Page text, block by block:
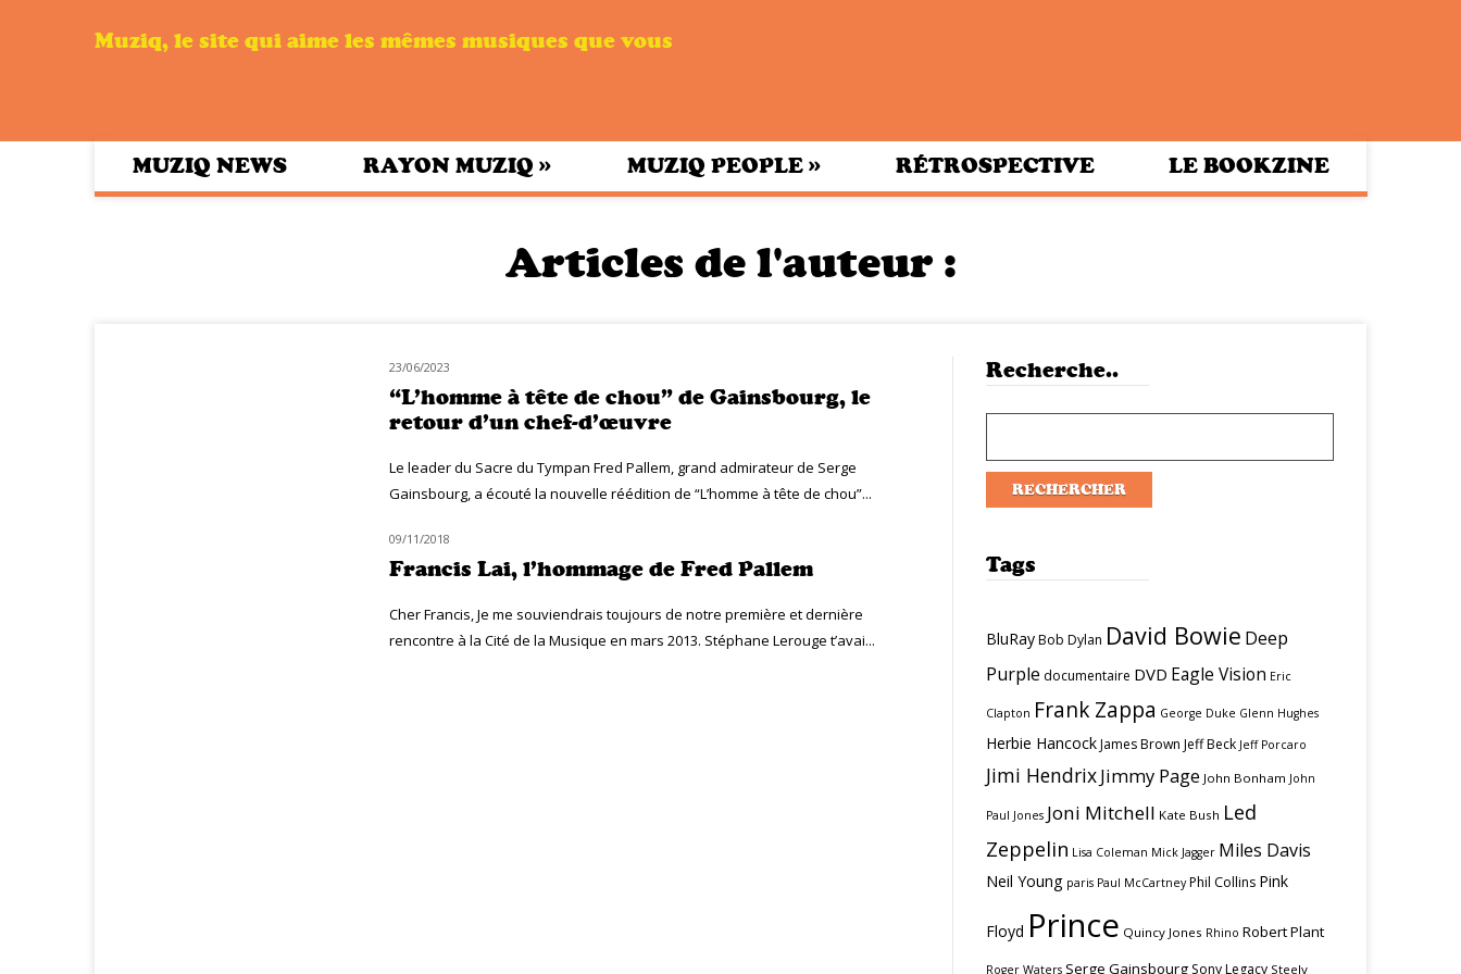
Muziq, le site qui aime les mêmes musiques que vous
MUZIQ NEWS RAYON MUZIQ » MUZIQ PEOPLE » RÉTROSPECTIVE LE BOOKZINE
Articles de l'auteur :
23/06/2023
“L’homme à tête de chou” de Gainsbourg, le
retour d’un chef-d’œuvre
Le leader du Sacre du Tympan Fred Pallem, grand admirateur de Serge
Gainsbourg, a écouté la nouvelle réédition de “L’homme à tête de chou”...
09/11/2018
Francis Lai, l’hommage de Fred Pallem
Cher Francis, Je me souviendrais toujours de notre première et dernière
rencontre à la Cité de la Musique en mars 2013. Stéphane Lerouge t’avai...
Recherche..
Tags
BluRay Bob Dylan David Bowie Deep
Purple documentaire DVD Eagle Vision Eric
Clapton Frank Zappa George Duke Glenn Hughes
Herbie Hancock James Brown Jeff Beck Jeff Porcaro
Jimi HendrixJimmy Page John Bonham John
Paul Jones Joni Mitchell Kate Bush Led
Zeppelin Lisa Coleman Mick Jagger Miles Davis
Neil Young paris Paul McCartney Phil Collins Pink
Floyd Prince Quincy Jones Rhino Robert Plant
Roger Waters Serge Gainsbourg Sony Legacy Steely